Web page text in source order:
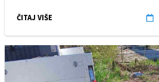
ČITAJ VIŠE